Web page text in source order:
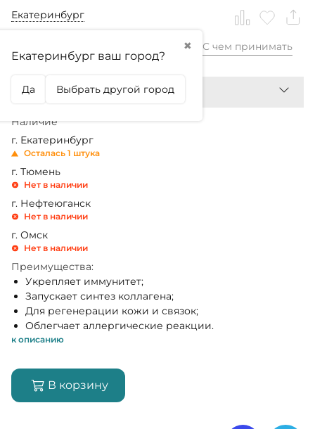
Екатеринбург
✖
Екатеринбург ваш город?
Да Выбрать другой город
1 750,99₽ С чем принимать
Наличие
г. Екатеринбург
Осталась 1 штука
г. Тюмень
Нет в наличии
г. Нефтеюганск
Нет в наличии
г. Омск
Нет в наличии
Преимущества:
Укрепляет иммунитет;
Запускает синтез коллагена;
Для регенерации кожи и связок;
Облегчает аллергические реакции.
к описанию
В корзину